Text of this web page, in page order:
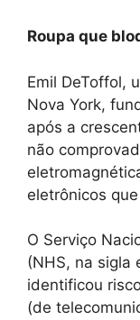
Roupa que
Emil DeToffol,
Nova York,
após a
não
eletrônicos
O Serviço
(NHS, na sigla
identificou
(de